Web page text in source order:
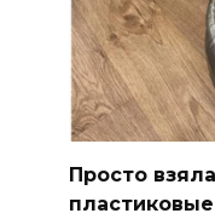
Просто